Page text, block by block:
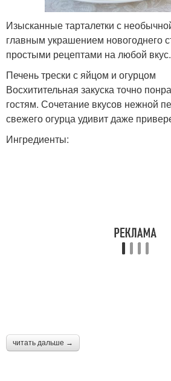
Тарталетки для
новогоднего стола
Тарталетки с
филадельфией
Изысканные тарталетки с
главным украшением новогоднего
простыми рецептами на любой вкус.
Печень трески с яйцом и огурцом
Восхитительная закуска точно
гостям. Сочетание вкусов нежной
свежего огурца удивит даже
Ингредиенты:
читать дальше →